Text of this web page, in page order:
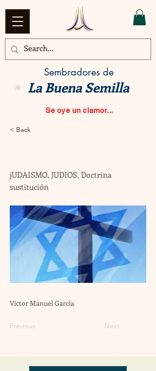
Sembradores de
La Buena Semilla
Se oye un clamor...
< Back
jUDAISMO, JUDIOS, Doctrina
sustitución
Víctor Manuel García
Previous Next